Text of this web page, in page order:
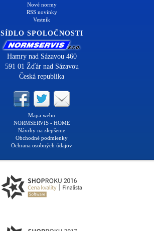
Nové normy
RSS novinky
Vestník
SÍDLO SPOLOČNOSTI
Hamry nad Sázavou 460
591 01 Žďár nad Sázavou
Česká republika
Mapa webu
NORMSERVIS - HOME
Návrhy na zlepšenie
Obchodné podmienky
Ochrana osobných údajov